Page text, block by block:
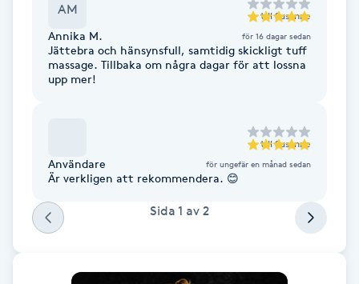
Dermapen
Diamantslipning
Extensions borttagning
Eyeliner-tatuering
AM till Susanne
Annika M. för 16 dagar sedan
Jättebra och hänsynsfull, samtidig skickligt tuff
massage. Tillbaka om några dagar för att lossna
upp mer!
till Susanne
Användare för ungefär en månad sedan
Är verkligen att rekommendera. 😊
Sida 1 av 2